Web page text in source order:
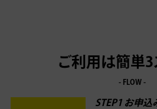
ご利用は簡単3
- FLOW -
STEP1 お申込